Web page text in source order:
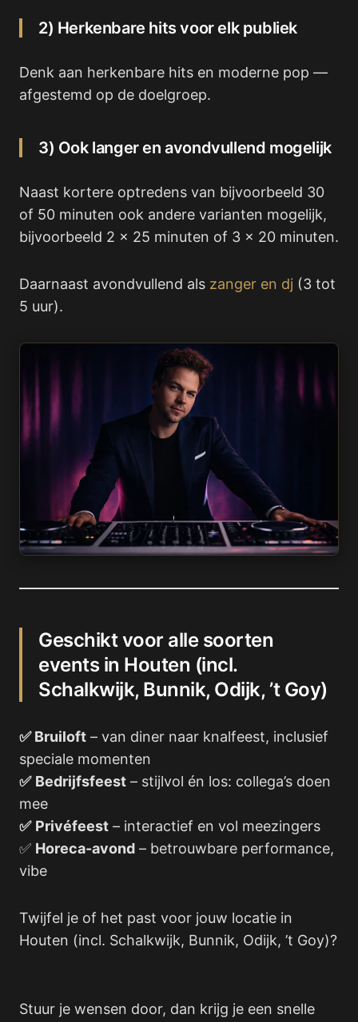
2) Herkenbare hits voor elk publiek
Denk aan herkenbare hits en moderne pop —
afgestemd op de doelgroep.
3) Ook langer en avondvullend mogelijk
Naast kortere optredens van bijvoorbeeld 30
of 50 minuten ook andere varianten mogelijk,
bijvoorbeeld 2 x 25 minuten of 3 x 20 minuten.
Daarnaast avondvullend als zanger en dj (3 tot
5 uur).
Geschikt voor alle soorten
events in Houten (incl.
Schalkwijk, Bunnik, Odijk, ’t Goy)
✅ Bruiloft – van diner naar knalfeest, inclusief
speciale momenten
✅ Bedrijfsfeest – stijlvol én los: collega’s doen
mee
✅ Privéfeest – interactief en vol meezingers
✅ Horeca-avond – betrouwbare performance,
vibe
Twijfel je of het past voor jouw locatie in
Houten (incl. Schalkwijk, Bunnik, Odijk, ’t Goy)?
Stuur je wensen door, dan krijg je een snelle